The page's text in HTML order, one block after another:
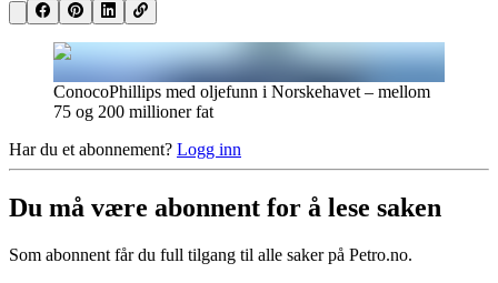
ConocoPhillips med oljefunn i Norskehavet – mellom
75 og 200 millioner fat
Har du et abonnement? Logg inn
Du må være abonnent for å lese saken
Som abonnent får du full tilgang til alle saker på Petro.no.